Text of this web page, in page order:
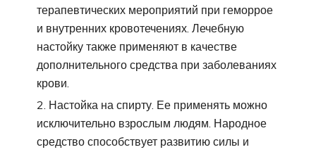
терапевтических мероприятий при геморрое
и внутренних кровотечениях. Лечебную
настойку также применяют в качестве
дополнительного средства при заболеваниях
крови.
Настойка на спирту. Ее применять можно
исключительно взрослым людям. Народное
средство способствует развитию силы и